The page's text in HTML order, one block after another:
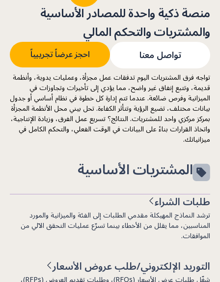
منصة ذكية واحدة للمصادر الأساسية
والمشتريات والتحكم المالي
تواصل معنا احجز عرضاً تجريبياً
تواجه فرق المشتريات اليوم تدفقات عمل مجزأة، وعمليات يدوية، وأنظمة
قديمة، وتتبع إنفاق غير واضح، مما يؤدي إلى تأخيرات وتجاوزات في
الميزانية وفرص ضائعة. عندما تتم إدارة كل خطوة في نظام أساسي أو جدول
بيانات مختلف، تضيع الرؤية وتتأثر الكفاءة. تحل بيني محل الأنظمة المجزأة
بمركز مركزي واحد للمشتريات. النتائج؟ تسريع عمل الفرق، وزيادة الإنتاجية،
واتخاذ القرارات بناءً على البيانات في الوقت الفعلي، والتحكم الكامل في
ميزانياتك.
المشتريات الأساسية
طلبات الشراء
ترشد النماذج المهيكلة مقدمي الطلبات إلى الفئة والميزانية والمورد
المناسبين، مما يقلل من الأخطاء بينما تسرّع عمليات التحقق الآلي من
الموافقات.
التوريد الإلكتروني/طلب عروض الأسعار